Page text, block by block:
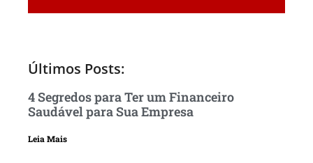
Últimos Posts:
4 Segredos para Ter um Financeiro
Saudável para Sua Empresa
Leia Mais